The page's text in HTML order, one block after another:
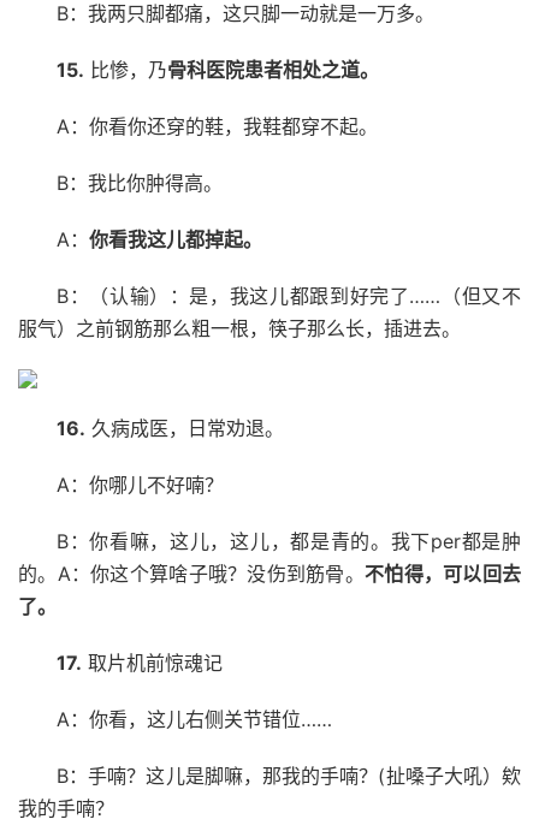
B：我两只脚都痛，这只脚一动就是一万多。
15. 比惨，乃骨科医院患者相处之道。
A：你看你还穿的鞋，我鞋都穿不起。
B：我比你肿得高。
A： 你看我这儿都掉起。
B：（认输）：是，我这儿都跟到好完了……（但又不
服气）之前钢筋那么粗一根，筷子那么长，插进去。
16. 久病成医，日常劝退。
A：你哪儿不好喃？
B：你看嘛，这儿，这儿，都是青的。我下per都是肿
的。A：你这个算啥子哦？没伤到筋骨。不怕得，可以回去
了。
17. 取片机前惊魂记
A：你看，这儿右侧关节错位……
B：手喃？这儿是脚嘛，那我的手喃？(扯嗓子大吼）欸
我的手喃？